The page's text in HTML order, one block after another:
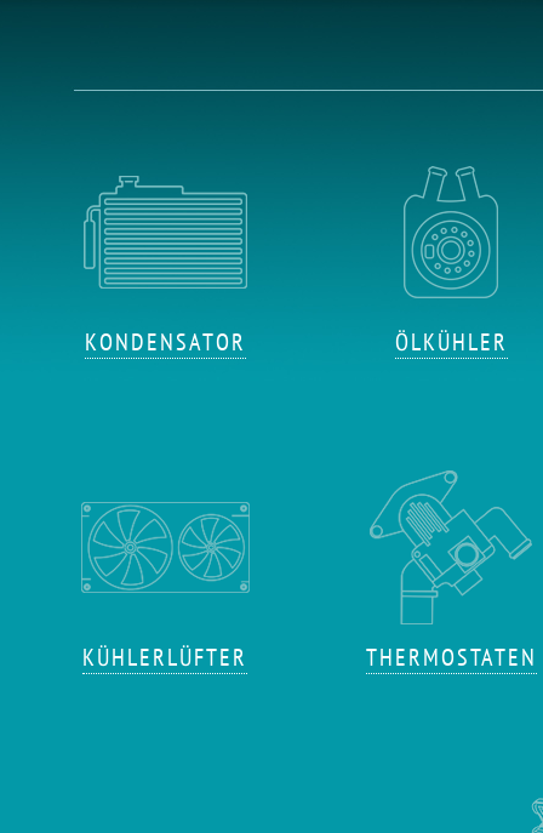
KONDENSATOR ÖLKÜHLER
KÜHLERLÜFTER THERMOSTATEN